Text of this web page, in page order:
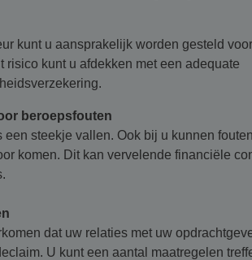
kunt u aansprakelijk worden gesteld
risico kunt u afdekken met een adequate
beroepsfouten
een steekje vallen. Ook bij u kunnen
komen. Dit kan vervelende financiële
dat uw relaties met uw
U kunt een aantal maatregelen